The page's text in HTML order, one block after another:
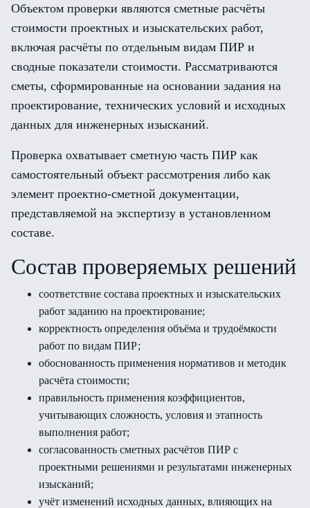
Объектом проверки являются сметные расчёты
стоимости проектных и изыскательских работ,
включая расчёты по отдельным видам ПИР и
сводные показатели стоимости. Рассматриваются
сметы, сформированные на основании задания на
проектирование, технических условий и исходных
данных для инженерных изысканий.
Проверка охватывает сметную часть ПИР как
самостоятельный объект рассмотрения либо как
элемент проектно-сметной документации,
представляемой на экспертизу в установленном
составе.
Состав проверяемых решений
соответствие состава проектных и изыскательских
работ заданию на проектирование;
корректность определения объёма и трудоёмкости
работ по видам ПИР;
обоснованность применения нормативов и методик
расчёта стоимости;
правильность применения коэффициентов,
учитывающих сложность, условия и этапность
выполнения работ;
согласованность сметных расчётов ПИР с
проектными решениями и результатами инженерных
изысканий;
учёт изменений исходных данных, влияющих на